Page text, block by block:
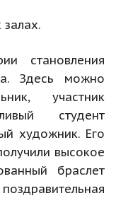
становления
Здесь можно
участник
студент
художник. Его
высокое
браслет